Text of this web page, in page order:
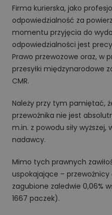
Firma kurierska, jako
odpowiedzialność za
momentu przyjęcia do
odpowiedzialności jest
Prawo przewozowe oraz, w
przesyłki międzynarodowe
CMR.
Należy przy tym pamiętać,
przewoźnika nie jest
m.in. z powodu siły
nadawcy.
Mimo tych prawnych
uspokajające –
zagubione zaledwie 0,06%
1667 paczek).